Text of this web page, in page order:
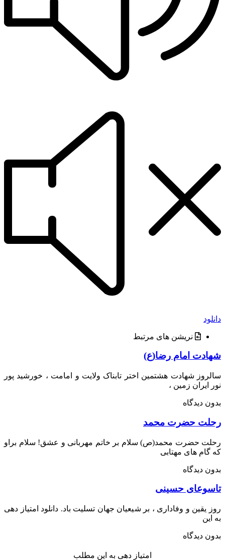
نریشن های مرتبط
امام رضا(ع)
شهادت هشتمین اختر تابناک ولایت و امامت ، خورشید پور
زمین ،
دیدگاه
حضرت محمد
حضرت محمد(ص) سلام بر خاتم مهربانى و عشق! سلام براو
هاى مهتابى
دیدگاه
حسینی
و وفاداری ، بر شیعیان جهان تسلیت باد. دانلود امتیاز دهی
دیدگاه
امتیاز دهی به این مطلب